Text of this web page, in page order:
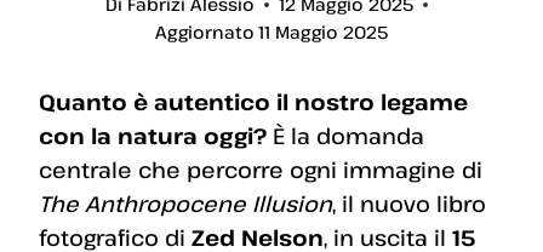
Aggiornato 11 Maggio 2025
Quanto è autentico il nostro legame
con la natura oggi? È la domanda
centrale che percorre ogni immagine di
The Anthropocene Illusion, il nuovo libro
fotografico di Zed Nelson, in uscita il 15